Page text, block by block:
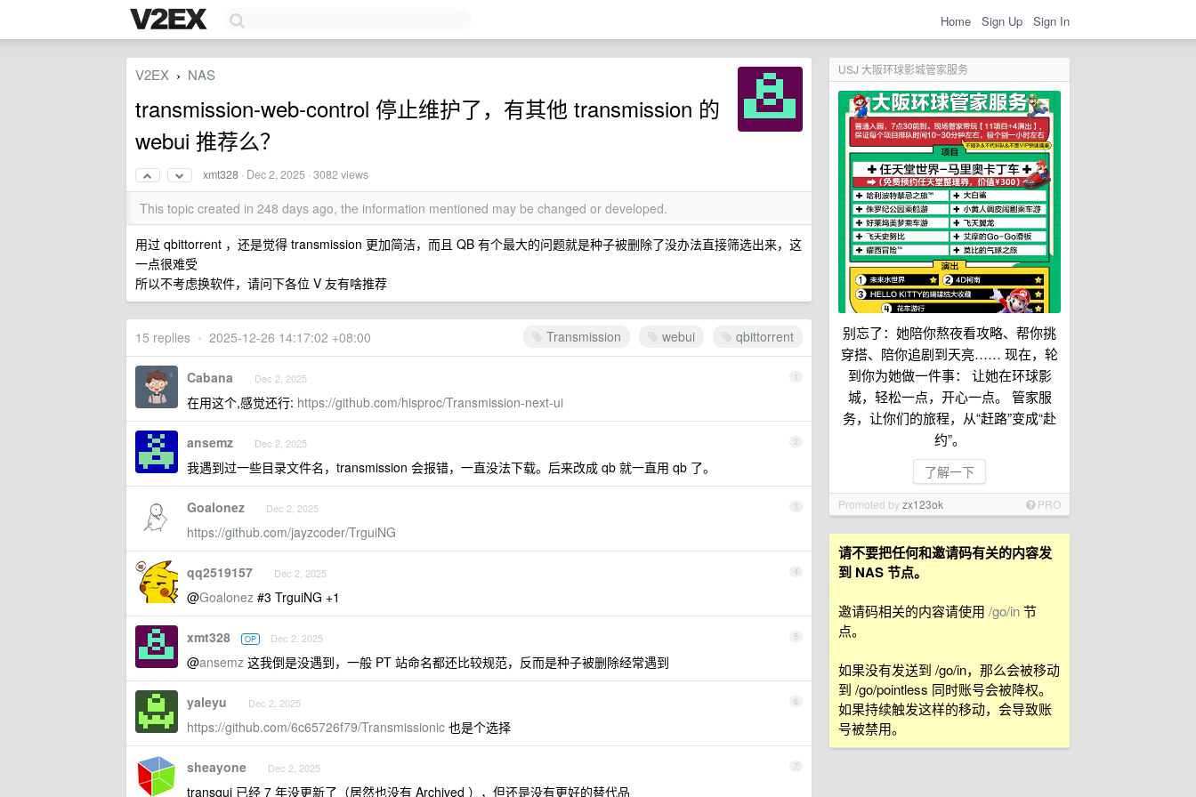
Home Sign Up Sign In
USJ 大阪环球影城管家服务
别忘了：她陪你熬夜看攻略、帮你挑
穿搭、陪你追剧到天亮…… 现在，轮
到你为她做一件事： 让她在环球影
城，轻松一点，开心一点。 管家服
务，让你们的旅程，从“赶路”变成“赴
约”。
了解一下
Promoted byzx123ok PRO
请不要把任何和邀请码有关的内容发
到 NAS 节点。
邀请码相关的内容请使用 /go/in节
点。
如果没有发送到 /go/in，那么会被移动
到 /go/pointless 同时账号会被降权。
如果持续触发这样的移动，会导致账
号被禁用。
V2EX › NAS
transmission-web-control 停止维护了，有其他 transmission 的
webui 推荐么？
xmt328 · Dec 2, 2025 · 3082 views
This topic created in 248 days ago, the information mentioned may be changed or developed.
用过 qbittorrent ，还是觉得 transmission 更加简洁，而且 QB 有个最大的问题就是种子被删除了没办法直接筛选出来，这
一点很难受
所以不考虑换软件，请问下各位 V 友有啥推荐
Transmission webui qbittorrent
15 replies • 2025-12-26 14:17:02 +08:00
1
Cabana Dec 2, 2025
在用这个,感觉还行: https://github.com/hisproc/Transmission-next-ui
2
ansemz Dec 2, 2025
我遇到过一些目录文件名，transmission 会报错，一直没法下载。后来改成 qb 就一直用 qb 了。
3
Goalonez Dec 2, 2025
https://github.com/jayzcoder/TrguiNG
4
qq2519157 Dec 2, 2025
@Goalonez #3 TrguiNG +1
5
xmt328 OP Dec 2, 2025
@ansemz 这我倒是没遇到，一般 PT 站命名都还比较规范，反而是种子被删除经常遇到
6
yaleyu Dec 2, 2025
https://github.com/6c65726f79/Transmissionic 也是个选择
7
sheayone Dec 2, 2025
transgui 已经 7 年没更新了（居然也没有 Archived ），但还是没有更好的替代品